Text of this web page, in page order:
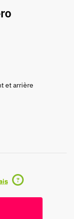
et arrière
?